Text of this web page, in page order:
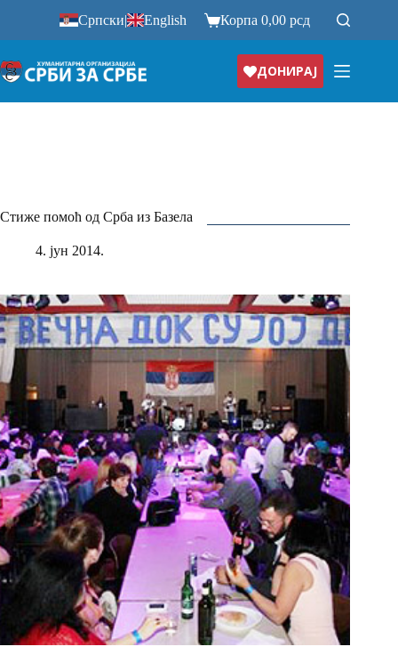
Српски| English Корпа0,00рсд
ДОНИРАЈ
Стиже помоћ од Срба из Базела
4. јун 2014.